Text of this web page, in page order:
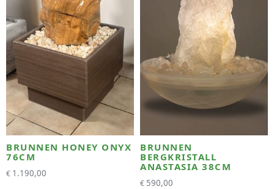
BRUNNEN HONEY ONYX
76CM
€ 1.190,00
BRUNNEN
BERGKRISTALL
ANASTASIA 38CM
€ 590,00